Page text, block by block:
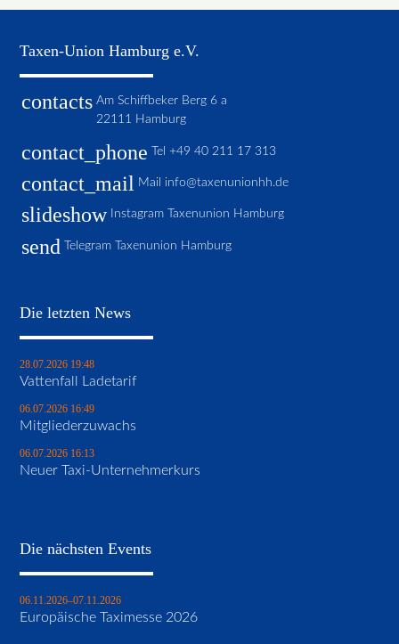
Taxen-Union Hamburg e.V.
contacts Am Schiffbeker Berg 6 a
22111 Hamburg
contact_phone Tel+49 40 211 17 313
contact_mail Mail info@taxenunionhh.de
slideshow Instagram Taxenunion Hamburg
send Telegram Taxenunion Hamburg
Die letzten News
28.07.2026 19:48
Vattenfall Ladetarif
06.07.2026 16:49
Mitgliederzuwachs
06.07.2026 16:13
Neuer Taxi-Unternehmerkurs
Die nächsten Events
06.11.2026–07.11.2026
Europäische Taximesse 2026